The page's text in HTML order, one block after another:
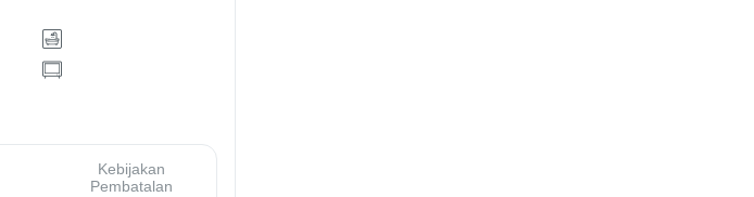
Kebijakan
Pembatalan